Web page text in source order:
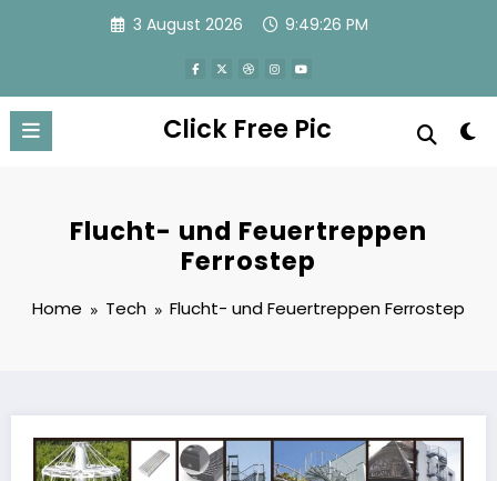
3 August 2026 9:49:26 PM
Click Free Pic
Flucht- und Feuertreppen
Ferrostep
Home Tech Flucht- und Feuertreppen Ferrostep